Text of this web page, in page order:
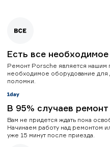
Есть все
Ремонт Porsche является нашим
необходимое оборудование для
поломки.
В 95% случаев
Вам не придется ждать пока
Начинаем работу над ремонтом
уже 15 минут после приезда.